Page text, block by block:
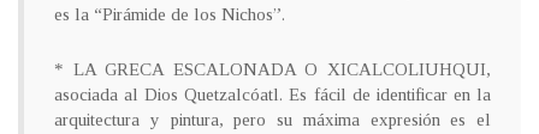
es la “Pirámide de los Nichos”.
* LA GRECA ESCALONADA O XICALCOLIUHQUI,
asociada al Dios Quetzalcóatl. Es fácil de identificar en la
arquitectura y pintura, pero su máxima expresión es el